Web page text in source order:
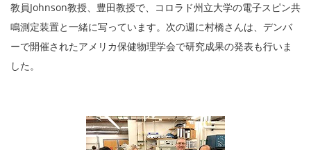
教員Johnson教授、豊田教授で、コロラド州立大学の電子スピン共
鳴測定装置と一緒に写っています。次の週に村橋さんは、デンバ
ーで開催されたアメリカ保健物理学会で研究成果の発表も行いま
した。